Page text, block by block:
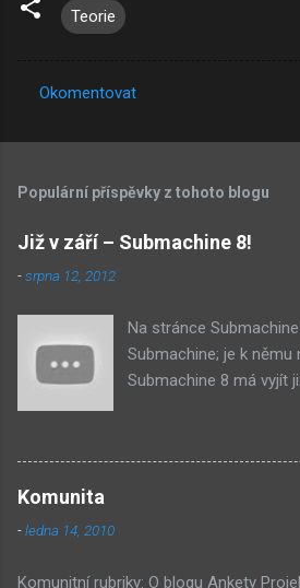
Teorie
o
e
n
Okomentovat
Populární příspěvky z tohoto blogu
Již v září – Submachine 8!
-srpna 12, 2012
Na stránce
Submachine; je k němu
Submachine 8 má vyjít
zveřejněný materiál ze
pozadí menu. První
Komunita
-ledna 14, 2010
Komunitní rubriky: O blogu Ankety